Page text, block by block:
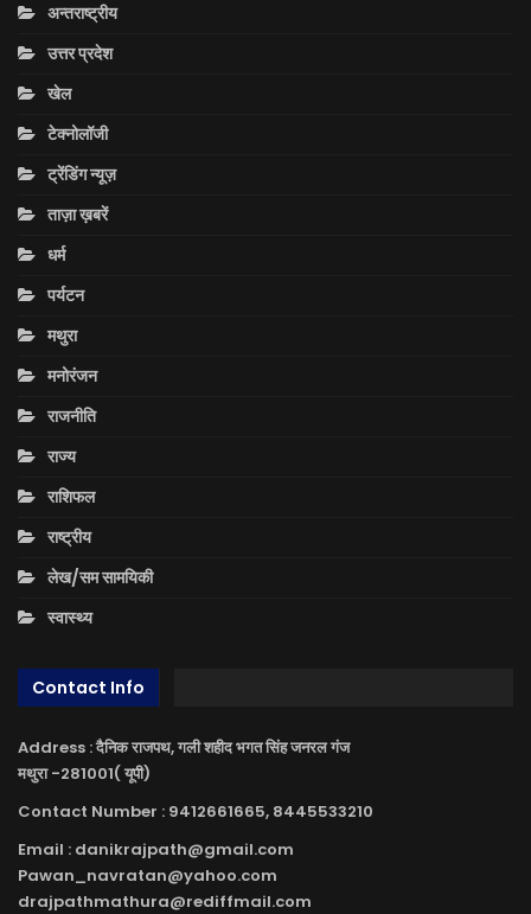
अन्तराष्ट्रीय
उत्तर प्रदेश
खेल
टेक्नोलॉजी
ट्रेंडिंग न्यूज़
ताज़ा ख़बरें
धर्म
पर्यटन
मथुरा
मनोरंजन
राजनीति
राज्य
राशिफल
राष्ट्रीय
लेख/सम सामयिकी
स्वास्थ्य
Contact Info
Address : दैनिक राजपथ, गली शहीद भगत सिंह जनरल गंज
मथुरा -281001( यूपी)
Contact Number : 9412661665, 8445533210
Email : danikrajpath@gmail.com
Pawan_navratan@yahoo.com
drajpathmathura@rediffmail.com